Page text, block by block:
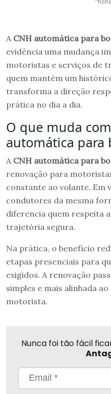
A CNH automática para
evidência uma mudança
motoristas e serviços de
quem mantém um
transforma a direção
prática no dia a dia.
O que muda
automática para
A CNH automática para
renovação para
constante ao volante. Em
condutores da mesma
diferencia quem respeita
trajetória segura.
Na prática, o benefício
etapas presenciais para
exigidos. A renovação
simples e mais alinhada
motorista.
Nunca foi tão fácil